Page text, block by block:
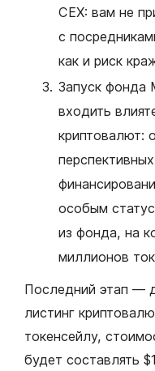
CEX: вам не
с
как и риск
Запуск фонда
входить
криптовалют:
особым
из фонда, на
миллионов
Последний этап —
листинг
токенсейлу,
будет составлять